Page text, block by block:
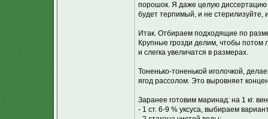
порошок. Я даже целую диссертацию
будет терпимый, и не стерилизуйте,
Итак. Отбираем подходящие по
Крупные грозди делим, чтобы потом
и слегка увеличатся в размерах.
Тоненько-тоненькой иголочкой,
ягод рассолом. Это выровняет
Заранее готовим маринад: на 1 кг.
- 1 ст. 6-9 % уксуса, выбираем